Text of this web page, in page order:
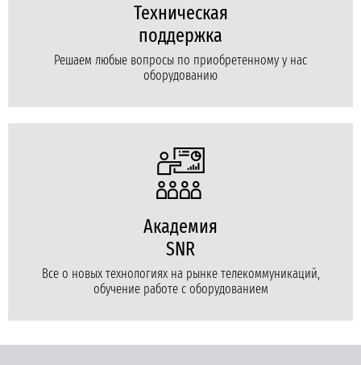
Техническая
поддержка
Решаем любые вопросы по приобретенному у нас
оборудованию
Академия
SNR
Все о новых технологиях на рынке телекоммуникаций,
обучение работе с оборудованием